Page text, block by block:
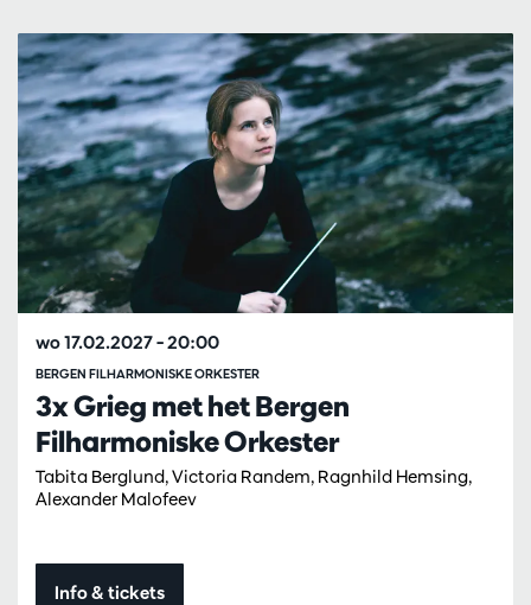
3x Grieg met het Bergen
Filharmoniske Orkester
Tabita Berglund, Victoria Randem, Ragnhild Hemsing,
Alexander Malofeev
BERGEN FILHARMONISKE ORKESTER
wo 17.02.2027– 20:00
Info & tickets